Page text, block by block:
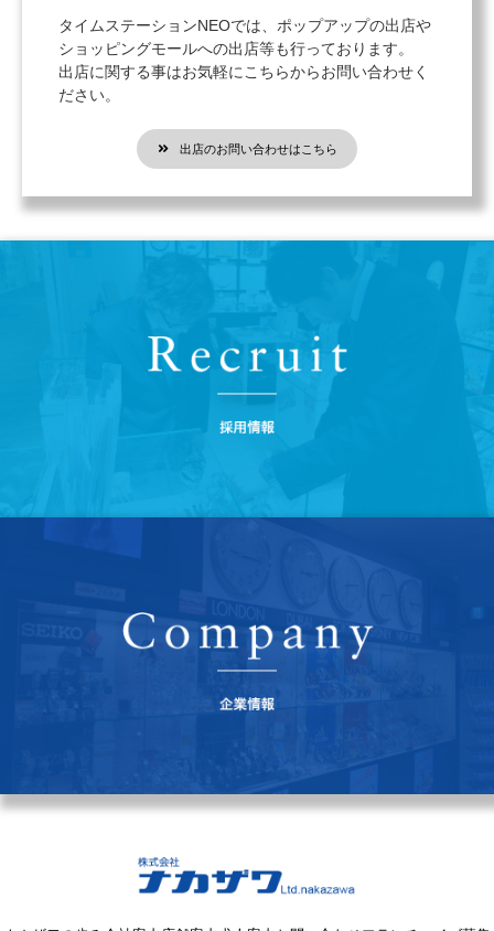
タイムステーションNEOでは、ポップアップの出店や
ショッピングモールへの出店等も行っております。
出店に関する事はお気軽にこちらからお問い合わせく
ださい。
出店のお問い合わせはこちら